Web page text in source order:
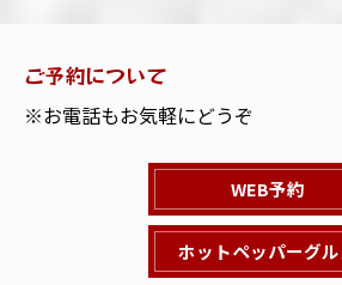
ご予約について
※お電話もお気軽にどうぞ
WEB予約
ホットペッパーグル